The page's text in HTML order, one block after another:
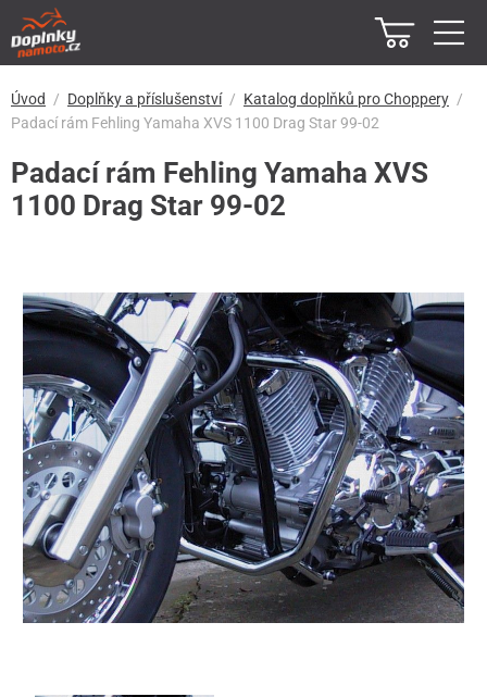
Úvod Doplňky a příslušenství
Katalog doplňků pro Choppery
Padací rám Fehling Yamaha XVS 1100 Drag Star 99-02
Padací rám Fehling Yamaha XVS
1100 Drag Star 99-02